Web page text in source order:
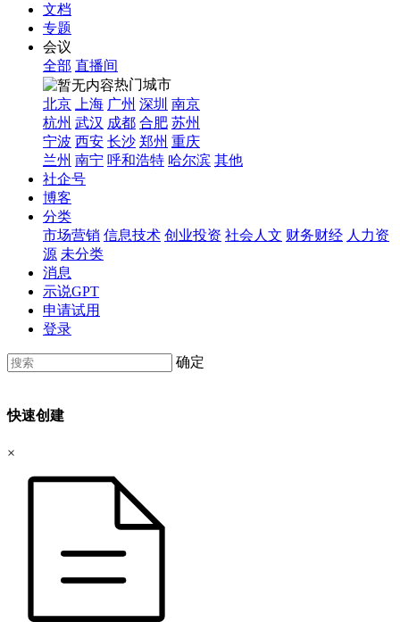
文档
专题
会议
全部 直播间
热门城市
北京
上海 广州 深圳 南京
杭州 武汉 成都 合肥 苏州
宁波 西安 长沙 郑州 重庆
兰州 南宁 呼和浩特 哈尔滨 其他
社企号
博客
分类
市场营销 信息技术 创业投资 社会人文 财务财经 人力资
源 未分类
消息
示说GPT
申请试用
登录
确定
快速创建
×